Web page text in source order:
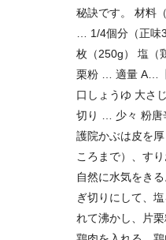
秘訣です。 材料
… 1/4個分（正
枚（250g） 塩（
栗粉 … 適量 A…
口しょうゆ 大さ
切り … 少々 粉唐
護院かぶは皮を
ころまで）、す
自然に水気をき
ぎ切りにして、
れて沸かし、片